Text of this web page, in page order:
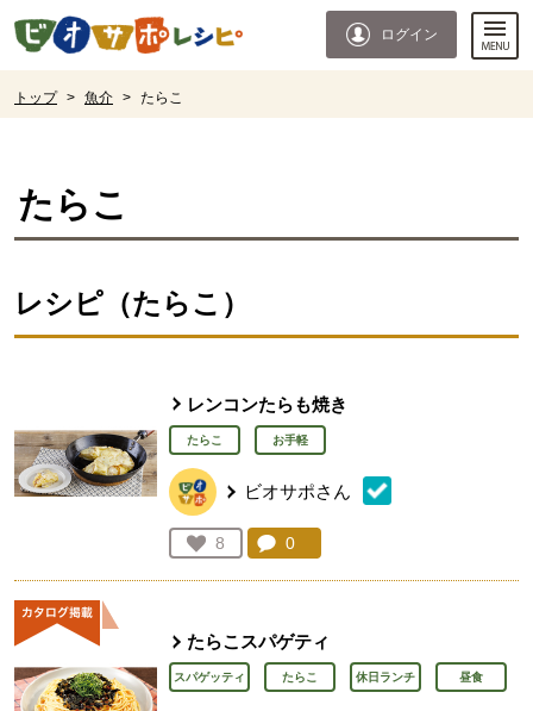
ページの先頭です。
ログイン
トップ > 魚介 > たらこ
たらこ
レシピ（たらこ）
レンコンたらも焼き
たらこ お手軽
ビオサポさん
お気に入り登録：
8
人が登録
コメント：
0
たらこスパゲティ
スパゲッティ たらこ 休日ランチ 昼食